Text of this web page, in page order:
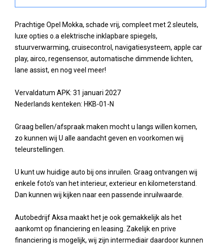
Prachtige Opel Mokka, schade vrij, compleet met 2 sleutels,
luxe opties o.a elektrische inklapbare spiegels,
stuurverwarming, cruisecontrol, navigatiesysteem, apple car
play, airco, regensensor, automatische dimmende lichten,
lane assist, en nog veel meer!
Vervaldatum APK: 31 januari 2027
Nederlands kenteken: HKB-01-N
Graag bellen/afspraak maken mocht u langs willen komen,
zo kunnen wij U alle aandacht geven en voorkomen wij
teleurstellingen.
U kunt uw huidige auto bij ons inruilen. Graag ontvangen wij
enkele foto's van het interieur, exterieur en kilometerstand.
Dan kunnen wij kijken naar een passende inruilwaarde.
Autobedrijf Aksa maakt het je ook gemakkelijk als het
aankomt op financiering en leasing. Zakelijk en prive
financiering is mogelijk, wij zijn intermediair daardoor kunnen